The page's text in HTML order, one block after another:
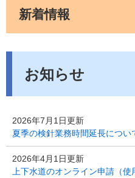
新着情報
お知らせ
2026年7月1日更新
夏季の検針業務時間延長につい
2026年4月1日更新
上下水道のオンライン申請（